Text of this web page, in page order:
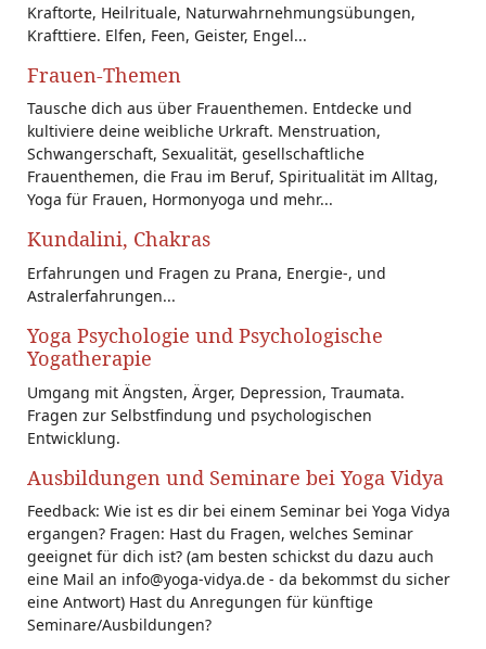
Kraftorte, Heilrituale, Naturwahrnehmungsübungen,
Krafttiere. Elfen, Feen, Geister, Engel...
Frauen-Themen
Tausche dich aus über Frauenthemen. Entdecke und
kultiviere deine weibliche Urkraft. Menstruation,
Schwangerschaft, Sexualität, gesellschaftliche
Frauenthemen, die Frau im Beruf, Spiritualität im Alltag,
Yoga für Frauen, Hormonyoga und mehr...
Kundalini, Chakras
Erfahrungen und Fragen zu Prana, Energie-, und
Astralerfahrungen...
Yoga Psychologie und Psychologische
Yogatherapie
Umgang mit Ängsten, Ärger, Depression, Traumata.
Fragen zur Selbstfindung und psychologischen
Entwicklung.
Ausbildungen und Seminare bei Yoga Vidya
Feedback: Wie ist es dir bei einem Seminar bei Yoga Vidya
ergangen? Fragen: Hast du Fragen, welches Seminar
geeignet für dich ist? (am besten schickst du dazu auch
eine Mail an info@yoga-vidya.de - da bekommst du sicher
eine Antwort) Hast du Anregungen für künftige
Seminare/Ausbildungen?